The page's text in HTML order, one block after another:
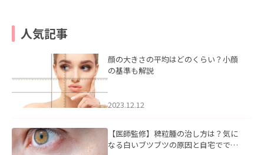
人気記事
顔の大きさの平均はどのくらい？小顔
の基準も解説
2023.12.12
【医師監修】稗粒腫の治し方は？気に
なる白いブツブツの原因と自宅ででき